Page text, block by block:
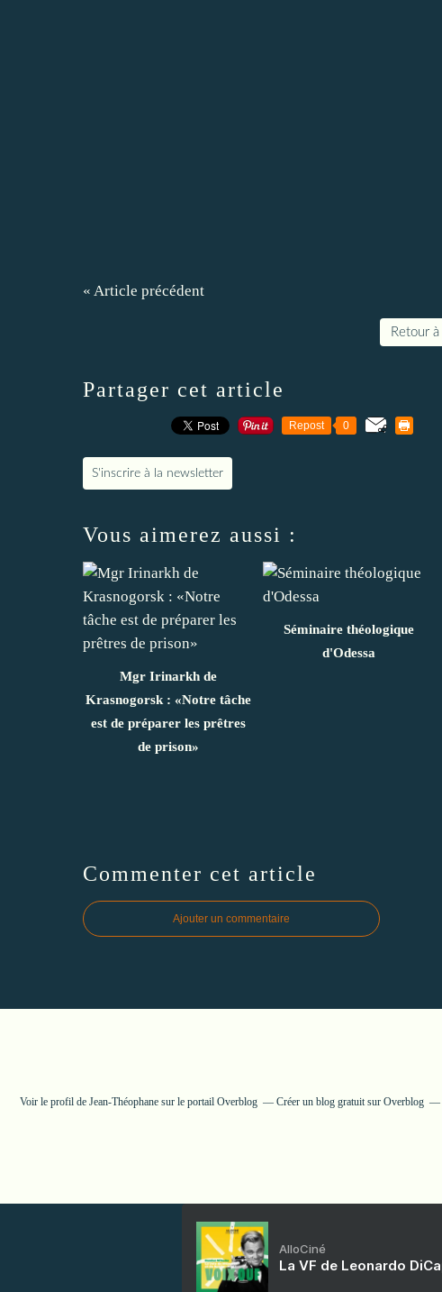
« Article précédent
Retour à
Partager cet article
Repost 0
S'inscrire à la newsletter
Vous aimerez aussi :
Mgr Irinarkh de
Krasnogorsk : «Notre tâche
est de préparer les prêtres
de prison»
Séminaire théologique
d'Odessa
Commenter cet article
Ajouter un commentaire
Voir le profil de Jean-Théophane sur le portail Overblog Créer un blog gratuit sur Overblog
AlloCiné
La VF de Leonardo